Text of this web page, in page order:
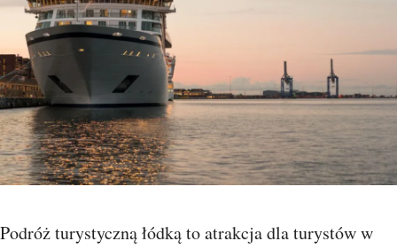
Podróż turystyczną łódką to atrakcja dla turystów w